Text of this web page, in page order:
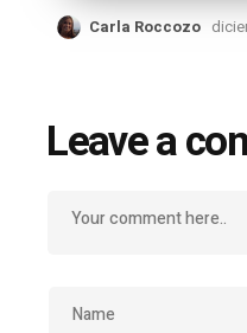
Carla Roccozo
Leave a